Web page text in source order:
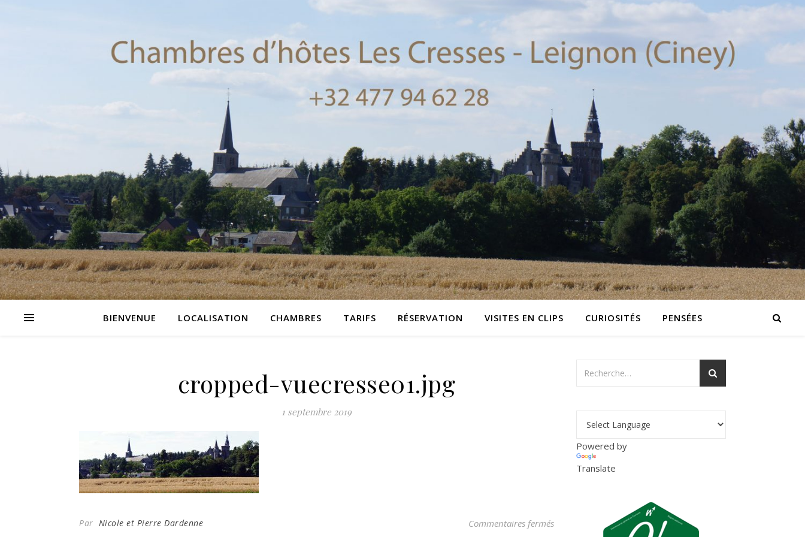
BIENVENUE LOCALISATION CHAMBRES TARIFS RÉSERVATION VISITES EN CLIPS CURIOSITÉS PENSÉES
cropped-vuecresse01.jpg
1 septembre 2019
Par Nicole et Pierre Dardenne Commentaires ferméssur cropped-vuecresse01.jpg
Powered by
Translate